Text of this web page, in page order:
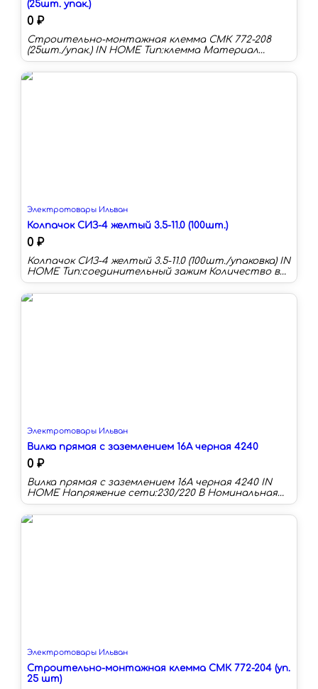
(25шт. упак.)
0 ₽
Строительно-монтажная клемма СМК 772-208
(25шт./упак.) IN HOME Тип:клемма Материал
корпуса:пластик Номинальный ток:32 А
Количество в упаковке:25 шт Цвет:белый
Наличие контактной пасты:нет
Электротовары Ильван
Колпачок СИЗ-4 желтый 3.5-11.0 (100шт.)
0 ₽
Колпачок СИЗ-4 желтый 3.5-11.0 (100шт./упаковка) IN
HOME Тип:соединительный зажим Количество в
упаковке:100 шт Материал корпуса:полиамид
Цвет:желтый Суммарное сечение max:11 мм²
Суммарное сечение min:3.5 мм²
Электротовары Ильван
Вилка прямая с заземлением 16А черная 4240
0 ₽
Вилка прямая с заземлением 16А черная 4240 IN
HOME Напряжение сети:230/220 В Номинальная
сила тока:16 А Материал корпуса:пластик
Степень защиты:IP20 Заземление:есть Тип:вилка
Schuko
Электротовары Ильван
Строительно-монтажная клемма СМК 772-204 (уп.
25 шт)